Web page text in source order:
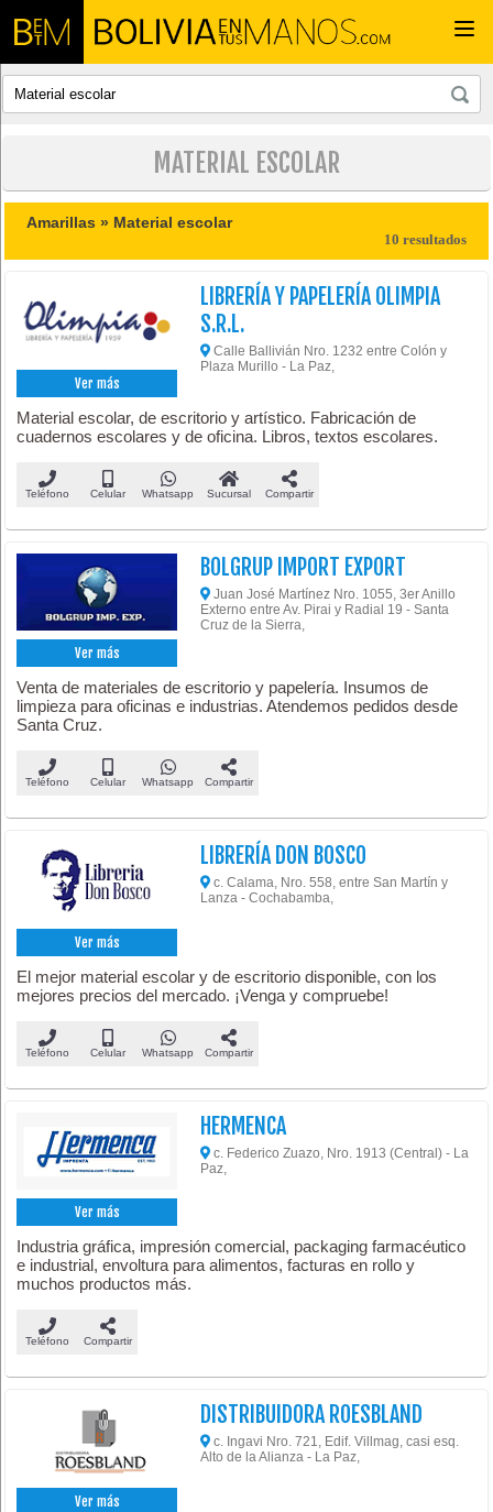
MATERIAL ESCOLAR
Amarillas » Material escolar
10 resultados
Ver más
LIBRERÍA Y PAPELERÍA OLIMPIA
S.R.L.
Calle Ballivián Nro. 1232 entre Colón y
Plaza Murillo - La Paz,
Material escolar, de escritorio y artístico. Fabricación de
cuadernos escolares y de oficina. Libros, textos escolares.
Teléfono Celular Whatsapp Sucursal Compartir
Ver más
BOLGRUP IMPORT EXPORT
Juan José Martínez Nro. 1055, 3er Anillo
Externo entre Av. Pirai y Radial 19 - Santa
Cruz de la Sierra,
Venta de materiales de escritorio y papelería. Insumos de
limpieza para oficinas e industrias. Atendemos pedidos desde
Santa Cruz.
Teléfono Celular Whatsapp Compartir
Ver más
LIBRERÍA DON BOSCO
c. Calama, Nro. 558, entre San Martín y
Lanza - Cochabamba,
El mejor material escolar y de escritorio disponible, con los
mejores precios del mercado. ¡Venga y compruebe!
Teléfono Celular Whatsapp Compartir
Ver más
HERMENCA
c. Federico Zuazo, Nro. 1913 (Central) - La
Paz,
Industria gráfica, impresión comercial, packaging farmacéutico
e industrial, envoltura para alimentos, facturas en rollo y
muchos productos más.
Teléfono Compartir
Ver más
DISTRIBUIDORA ROESBLAND
c. Ingavi Nro. 721, Edif. Villmag, casi esq.
Alto de la Alianza - La Paz,